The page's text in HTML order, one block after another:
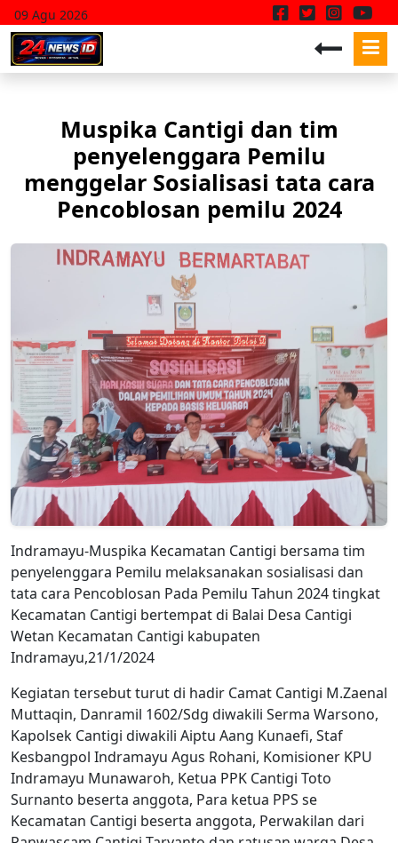
09 Agu 2026
Muspika Cantigi dan tim
penyelenggara Pemilu
menggelar Sosialisasi tata cara
Pencoblosan pemilu 2024
Indramayu-Muspika Kecamatan Cantigi bersama tim
penyelenggara Pemilu melaksanakan sosialisasi dan
tata cara Pencoblosan Pada Pemilu Tahun 2024 tingkat
Kecamatan Cantigi bertempat di Balai Desa Cantigi
Wetan Kecamatan Cantigi kabupaten
Indramayu,21/1/2024
Kegiatan tersebut turut di hadir Camat Cantigi M.Zaenal
Muttaqin, Danramil 1602/Sdg diwakili Serma Warsono,
Kapolsek Cantigi diwakili Aiptu Aang Kunaefi, Staf
Kesbangpol Indramayu Agus Rohani, Komisioner KPU
Indramayu Munawaroh, Ketua PPK Cantigi Toto
Surnanto beserta anggota, Para ketua PPS se
Kecamatan Cantigi beserta anggota, Perwakilan dari